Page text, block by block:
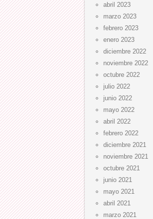
abril 2023
marzo 2023
febrero 2023
enero 2023
diciembre 2022
noviembre 2022
octubre 2022
julio 2022
junio 2022
mayo 2022
abril 2022
febrero 2022
diciembre 2021
noviembre 2021
octubre 2021
junio 2021
mayo 2021
abril 2021
marzo 2021